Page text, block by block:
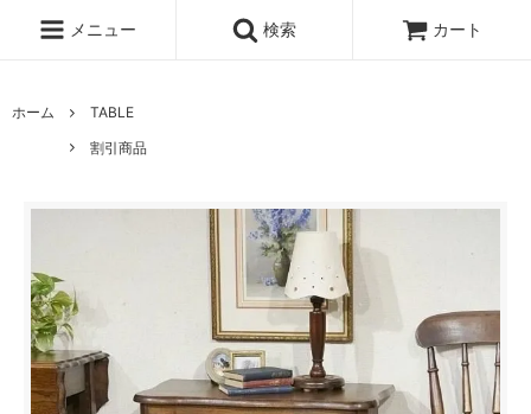
メニュー 検索 カート
ホーム
TABLE
割引商品